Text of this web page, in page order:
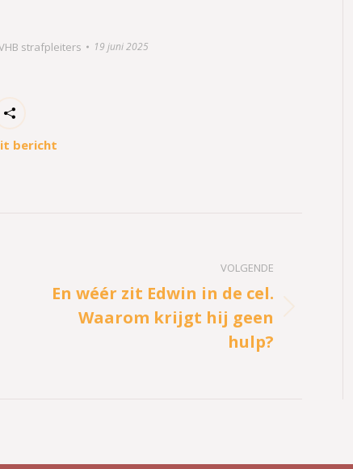
strafpleiters 19 juni 2025
bericht
VOLGENDE
En wéér zit Edwin in de cel.
Waarom krijgt hij geen
hulp?